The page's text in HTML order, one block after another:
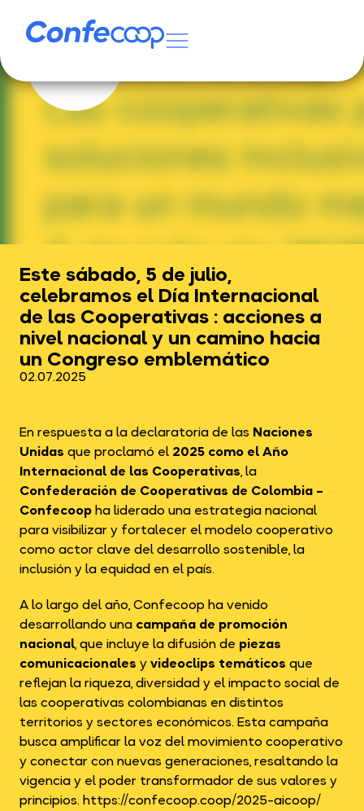
Este sábado, 5 de julio,
celebramos el Día Internacional
de las Cooperativas : acciones a
nivel nacional y un camino hacia
un Congreso emblemático
02.07.2025
En respuesta a la declaratoria de lasNaciones
Unidasque proclamó el2025 como el Año
Internacional de las Cooperativas, la
Confederación de Cooperativas de Colombia –
Confecoopha liderado una estrategia nacional
para visibilizar y fortalecer el modelo cooperativo
como actor clave del desarrollo sostenible, la
inclusión y la equidad en el país.
A lo largo del año, Confecoop ha venido
desarrollando unacampaña de promoción
nacional, que incluye la difusión de piezas
comunicacionalesyvideoclips temáticosque
reflejan la riqueza, diversidad y el impacto social de
las cooperativas colombianas en distintos
territorios y sectores económicos. Esta campaña
busca amplificar la voz del movimiento cooperativo
y conectar con nuevas generaciones, resaltando la
vigencia y el poder transformador de sus valores y
principios.https://confecoop.coop/2025-aicoop/